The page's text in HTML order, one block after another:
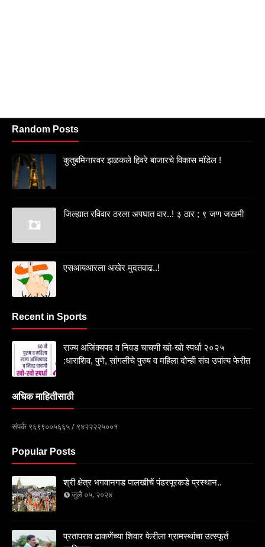
Random Posts
कुतुबमिनारवर झळकले हिवरे बाजारचे विकास मॉडेल !
जिल्ह्यात रविवार ठरला अपघात वार..! ३ ठार ; ९ जण जखमी
एसआयआरला अखेर मुदतवाढ..!
Recent in Sports
राज्य अजिंक्यपद व निवड चाचणी खो-खो स्पर्धा २०२५
:धाराशिव, पुणे, सांगलीचे पुरुष व महिला दोन्ही संघ उपांत्य फेरीत
अधिक माहितीसाठी
संपर्क ९६९९००५६६५ / ९४२२२२५००१
Popular Posts
श्री क्षेत्र भगवानगड पालखीचें पंढरपूरकडे प्रस्थान..
जुलै ०५, २०२४
प्रतापराव ढाकणेंच्या शिवार फेरीला ग्रामस्थांचा उत्स्फूर्त